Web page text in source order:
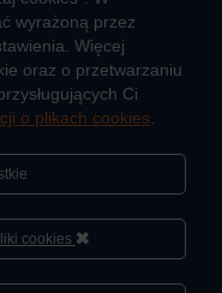
887
2
akademia Veolia
prywatności
wyrażoną przez
Więcej
oraz o przetwarzaniu
Ci
o plikach cookies
cookies